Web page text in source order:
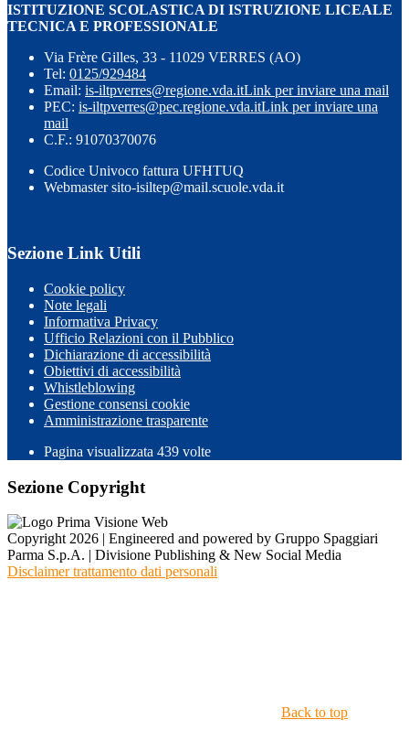
ISTITUZIONE SCOLASTICA DI ISTRUZIONE LICEALE
TECNICA E PROFESSIONALE
Via Frère Gilles, 33 - 11029 VERRES (AO)
Tel: 0125/929484
Email: is-iltpverres@regione.vda.itLink per inviare una mail
PEC: is-iltpverres@pec.regione.vda.itLink per inviare una
mail
C.F.: 91070370076
Codice Univoco fattura UFHTUQ
Webmaster sito-isiltep@mail.scuole.vda.it
Sezione Link Utili
Cookie policy
Note legali
Informativa Privacy
Ufficio Relazioni con il Pubblico
Dichiarazione di accessibilità
Obiettivi di accessibilità
Whistleblowing
Gestione consensi cookie
Amministrazione trasparente
Pagina visualizzata 439 volte
Sezione Copyright
Copyright 2026 | Engineered and powered by Gruppo Spaggiari
Parma S.p.A. | Divisione Publishing & New Social Media
Disclaimer trattamento dati personali
Back to top